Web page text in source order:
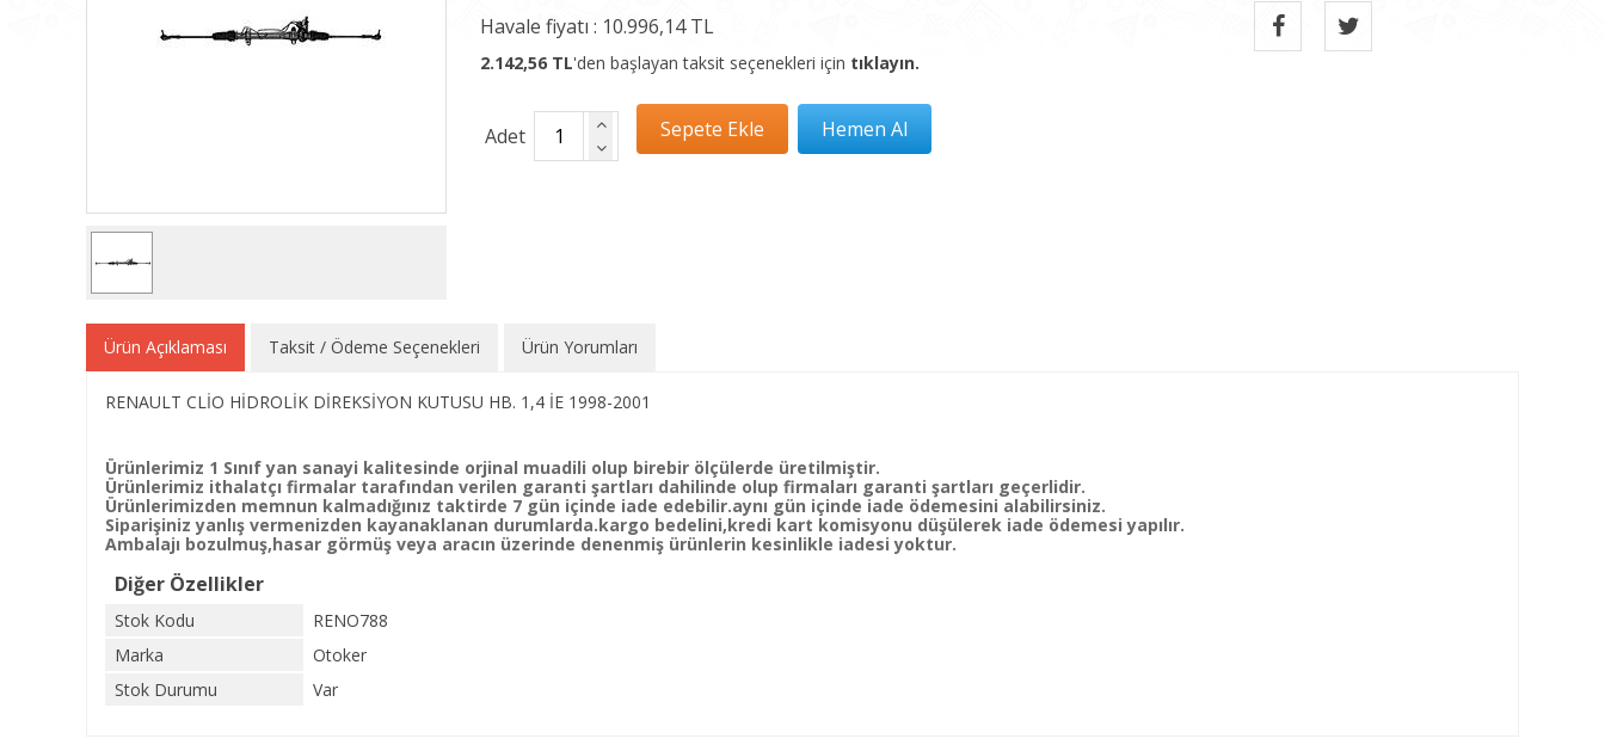
Havale fiyatı : 10.996,14 TL
2.142,56 TL'den başlayan taksit seçenekleri için tıklayın.
Adet
Ürün Açıklaması Taksit / Ödeme Seçenekleri Ürün Yorumları
RENAULT CLİO HİDROLİK DİREKSİYON KUTUSU HB. 1,4 İE 1998-2001
Ürünlerimiz 1 Sınıf yan sanayi kalitesinde orjinal muadili olup birebir ölçülerde üretilmiştir.
Ürünlerimiz ithalatçı firmalar tarafından verilen garanti şartları dahilinde olup firmaları garanti şartları geçerlidir.
Ürünlerimizden memnun kalmadığınız taktirde 7 gün içinde iade edebilir.aynı gün içinde iade ödemesini alabilirsiniz.
Siparişiniz yanlış vermenizden kayanaklanan durumlarda.kargo bedelini,kredi kart komisyonu düşülerek iade ödemesi yapılır.
Ambalajı bozulmuş,hasar görmüş veya aracın üzerinde denenmiş ürünlerin kesinlikle iadesi yoktur.
Diğer Özellikler
Stok Kodu
RENO788
Marka
Otoker
Stok Durumu
Var